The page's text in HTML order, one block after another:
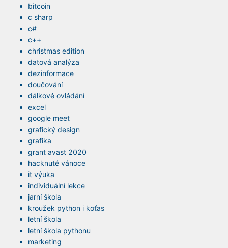
bitcoin
c sharp
c#
c++
christmas edition
datová analýza
dezinformace
doučování
dálkové ovládání
excel
google meet
grafický design
grafika
grant avast 2020
hacknuté vánoce
it výuka
individuální lekce
jarní škola
kroužek python i koťas
letní škola
letní škola pythonu
marketing